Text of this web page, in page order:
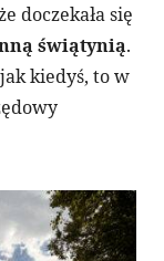
doczekała się
świątynią.
kiedyś, to w